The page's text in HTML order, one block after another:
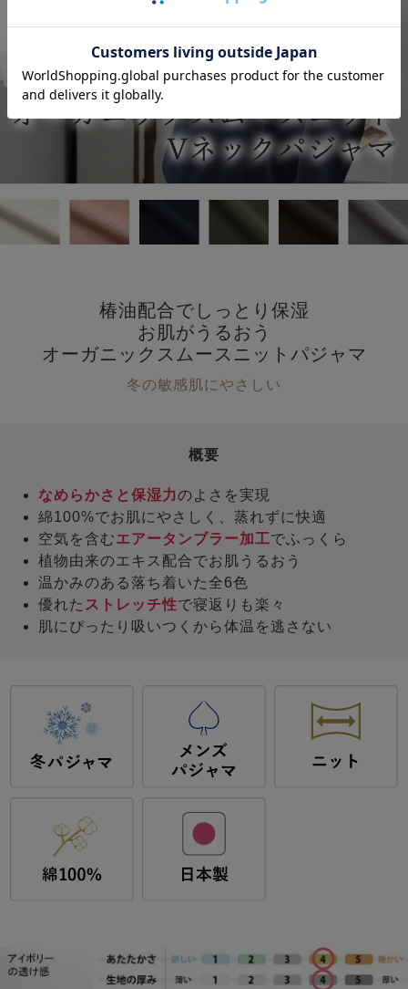
椿油配合でしっとり保湿
お肌がうるおう
オーガニックスムースニットパジャマ
冬の敏感肌にやさしい
概要
なめらかさと保湿力のよさを実現
綿100%でお肌にやさしく、蒸れずに快適
空気を含むエアータンブラー加工でふっくら
植物由来のエキス配合でお肌うるおう
温かみのある落ち着いた全6色
優れた ストレッチ性で寝返りも楽々
肌にぴったり吸いつくから体温を逃さない